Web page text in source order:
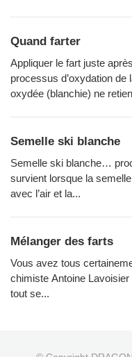
Quand farter
Appliquer le fart juste
processus d’oxydation
oxydée (blanchie) ne
Semelle ski blanche
Semelle ski blanche…
survient lorsque la
avec l’air et la...
Mélanger des farts
Vous avez tous
chimiste Antoine
tout se...